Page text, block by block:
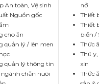
An toàn, Vệ sinh
Nguồn gốc
cho ăn
quản lý / lên men
quản lý thông tin
chăn nuôi
nở
Thiết
Thiết
biến /
Thức
Thú
xin
Thức